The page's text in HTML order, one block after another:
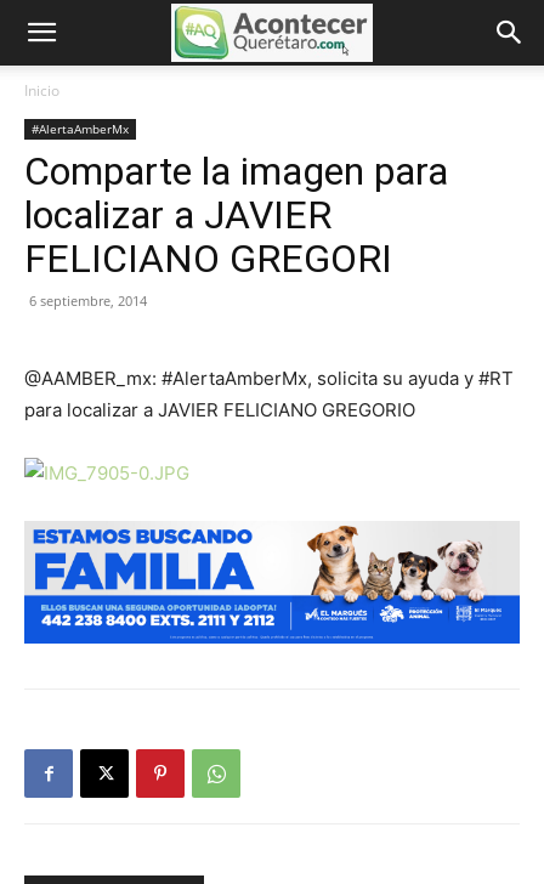
Inicio
#AlertaAmberMx
Comparte la imagen para
localizar a JAVIER
FELICIANO GREGORI
6 septiembre, 2014
@AAMBER_mx: #AlertaAmberMx, solicita su ayuda y #RT
para localizar a JAVIER FELICIANO GREGORIO